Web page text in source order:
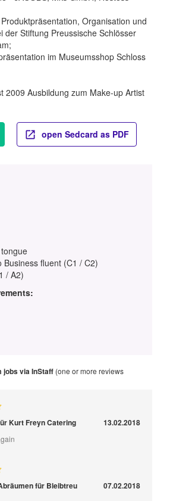
Organisation und
der Stiftung Preussische Schlösser
im Museumsshop Schloss
2009 Ausbildung zum Make-up Artist
open Sedcard as PDF
Business fluent (C1 / C2)
/ A2)
jobs via InStaff (one or more reviews
Kurt Freyn Catering 13.02.2018
für Bleibtreu
07.02.2018